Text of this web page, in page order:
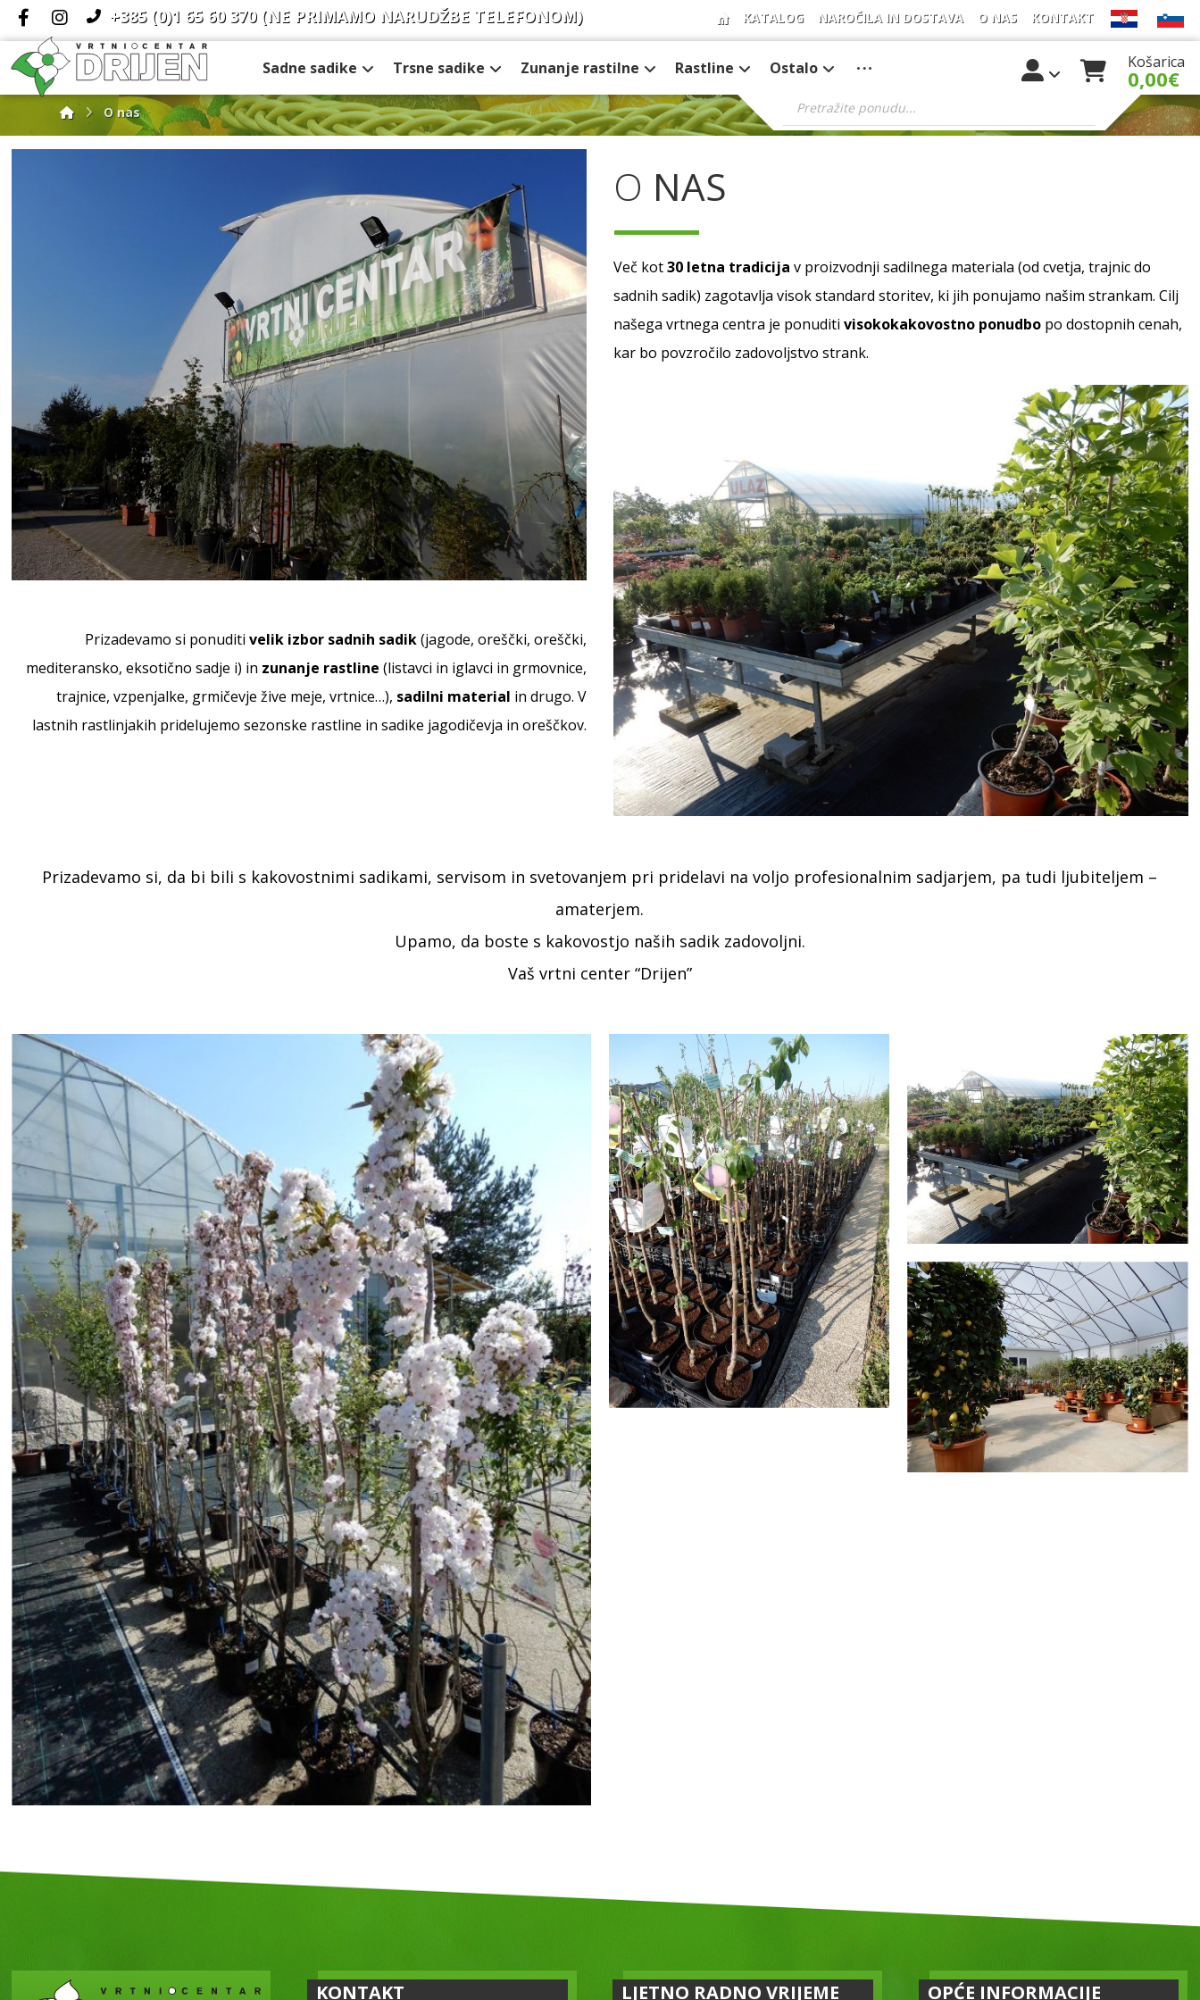
+385 (0)1 65 60 370 (NE PRIMAMO NARUDŽBE TELEFONOM) KATALOG NAROČILA IN DOSTAVA O NAS KONTAKT
Sadne sadike Trsne sadike Zunanje rastilne Rastline Ostalo Košarica
0,00€
O nas
Prizadevamo si ponuditi velik izbor sadnih sadik(jagode, oreščki, oreščki,
mediteransko, eksotično sadje i) in zunanje rastline (listavci in iglavci in grmovnice,
trajnice, vzpenjalke, grmičevje žive meje, vrtnice…), sadilni material in drugo. V
lastnih rastlinjakih pridelujemo sezonske rastline in sadike jagodičevja in oreščkov.
O NAS
Več kot30 letna tradicija v proizvodnji sadilnega materiala (od cvetja, trajnic do
sadnih sadik) zagotavlja visok standard storitev, ki jih ponujamo našim strankam. Cilj
našega vrtnega centra je ponuditi visokokakovostno ponudbo po dostopnih cenah,
kar bo povzročilo zadovoljstvo strank.
Prizadevamo si, da bi bili s kakovostnimi sadikami, servisom in svetovanjem pri pridelavi na voljo profesionalnim sadjarjem, pa tudi ljubiteljem –
amaterjem.
Upamo, da boste s kakovostjo naših sadik zadovoljni.
Vaš vrtni center “Drijen”
KONTAKT LJETNO RADNO VRIJEME OPĆE INFORMACIJE